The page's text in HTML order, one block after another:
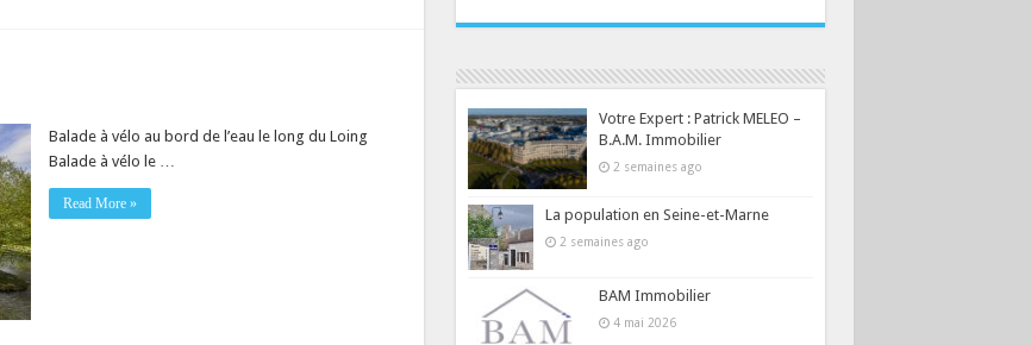
Balade à vélo au bord de l’eau le long du Loing
Balade à vélo le …
Read More »
Votre Expert : Patrick MELEO –
B.A.M. Immobilier
2 semaines ago
La population en Seine-et-Marne
2 semaines ago
BAM Immobilier
4 mai 2026